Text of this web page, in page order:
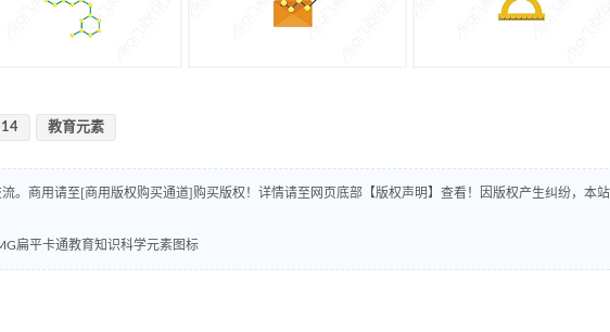
教育元素
。商用请至[商用版权购买通道]购买版权！详情请至网页底部【版权声明】查看！因版权产生纠纷，本站
扁平卡通教育知识科学元素图标